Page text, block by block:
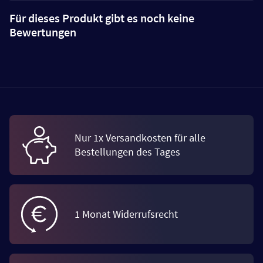
Für dieses Produkt gibt es noch keine
Bewertungen
Nur 1x Versandkosten für alle
Bestellungen des Tages
1 Monat Widerrufsrecht